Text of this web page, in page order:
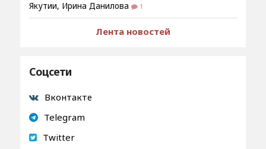
Якутии, Ирина Данилова
1
Лента новостей
Соцсети
Вконтакте
Telegram
Twitter